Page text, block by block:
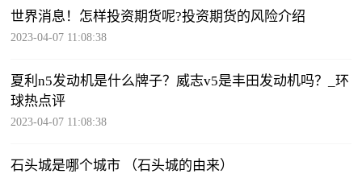
世界消息！怎样投资期货呢?投资期货的风险介绍
2023-04-07 11:08:38
夏利n5发动机是什么牌子？威志v5是丰田发动机吗？_环
球热点评
2023-04-07 11:08:38
石头城是哪个城市 （石头城的由来）